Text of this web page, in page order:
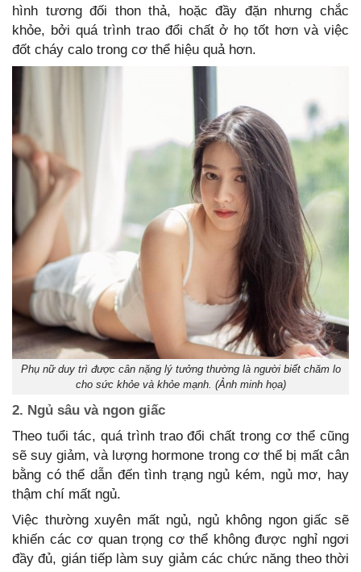
hình tương đối thon thả, hoặc đầy đặn nhưng chắc
khỏe, bởi quá trình trao đổi chất ở họ tốt hơn và việc
đốt cháy calo trong cơ thể hiệu quả hơn.
Phụ nữ duy trì được cân nặng lý tưởng thường là người biết chăm lo
cho sức khỏe và khỏe mạnh. (Ảnh minh họa)
2. Ngủ sâu và ngon giấc
Theo tuổi tác, quá trình trao đổi chất trong cơ thể cũng
sẽ suy giảm, và lượng hormone trong cơ thể bị mất cân
bằng có thể dẫn đến tình trạng ngủ kém, ngủ mơ, hay
thậm chí mất ngủ.
Việc thường xuyên mất ngủ, ngủ không ngon giấc sẽ
khiến các cơ quan trọng cơ thể không được nghỉ ngơi
đầy đủ, gián tiếp làm suy giảm các chức năng theo thời